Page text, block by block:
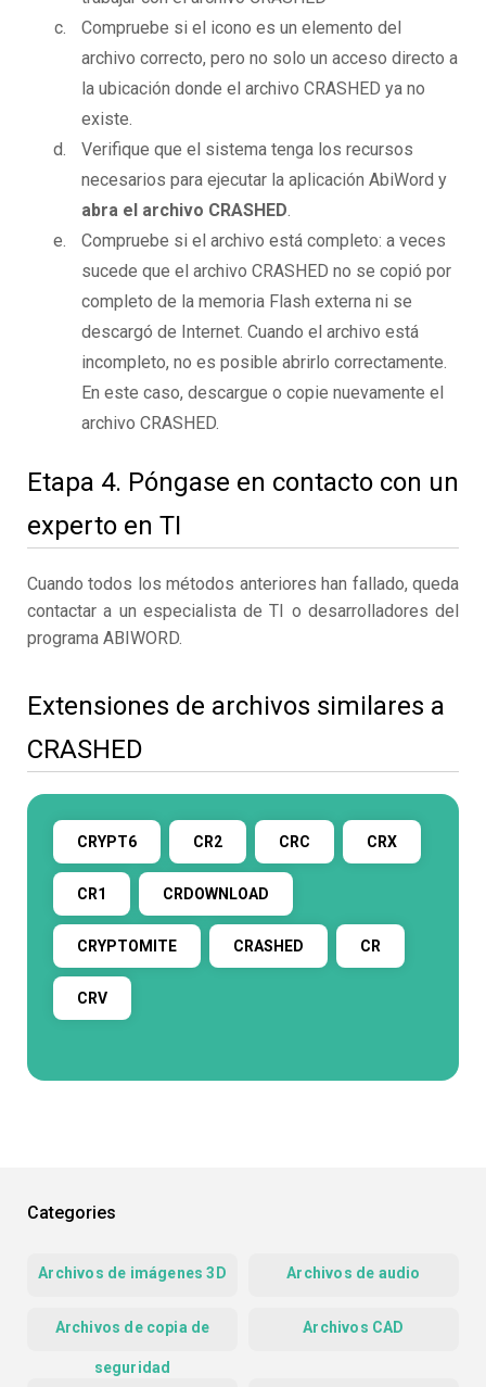
Compruebe si el icono es un elemento del
archivo correcto, pero no solo un acceso directo a
la ubicación donde el archivo CRASHED ya no
existe.
Verifique que el sistema tenga los recursos
necesarios para ejecutar la aplicación AbiWord y
abra el archivo CRASHED.
Compruebe si el archivo está completo: a veces
sucede que el archivo CRASHED no se copió por
completo de la memoria Flash externa ni se
descargó de Internet. Cuando el archivo está
incompleto, no es posible abrirlo correctamente.
En este caso, descargue o copie nuevamente el
archivo CRASHED.
Etapa 4. Póngase en contacto con un
experto en TI
Cuando todos los métodos anteriores han fallado, queda
contactar a un especialista de TI o desarrolladores del
programa ABIWORD.
Extensiones de archivos similares a
CRASHED
CRYPT6 CR2 CRC CRX
CR1 CRDOWNLOAD
CRYPTOMITE CRASHED CR
CRV
Categories
Archivos de imágenes 3D Archivos de audio
Archivos de copia de
seguridad
Archivos CAD